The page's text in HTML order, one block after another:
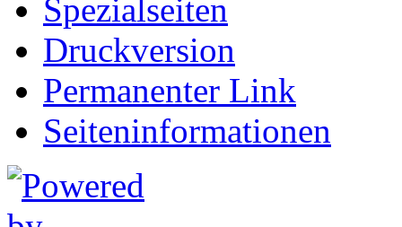
Spezialseiten
Druckversion
Permanenter Link
Seiten­informationen